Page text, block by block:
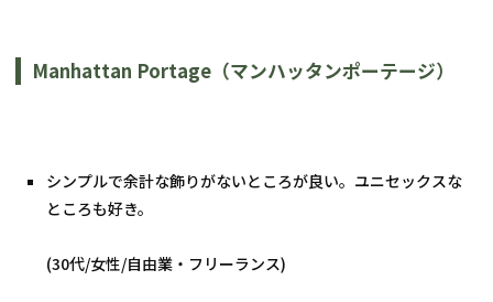
Manhattan Portage（マンハッタンポーテージ）
シンプルで余計な飾りがないところが良い。ユニセックスな
ところも好き。
(30代/女性/自由業・フリーランス)